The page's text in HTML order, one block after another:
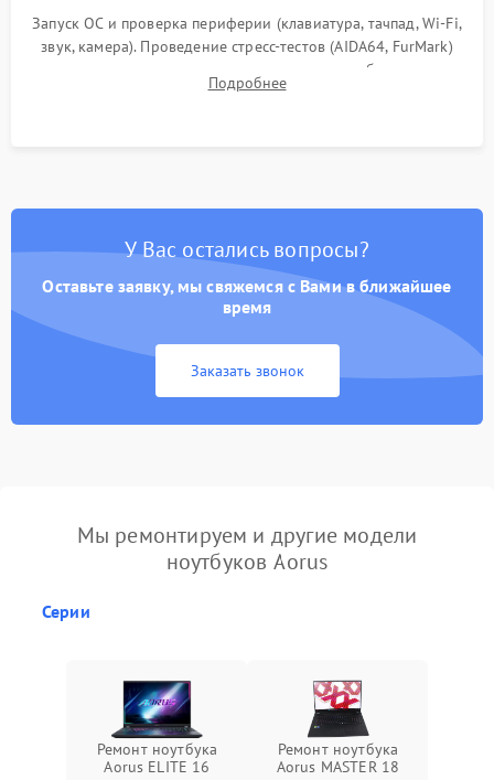
Запуск ОС и проверка периферии (клавиатура, тачпад, Wi-Fi,
звук, камера). Проведение стресс-тестов (AIDA64, FurMark)
для контроля температурного режима и стабильности
системы под пиковой нагрузкой.
Подробнее
У Вас остались вопросы?
Оставьте заявку, мы свяжемся с Вами в ближайшее
время
Заказать звонок
Мы ремонтируем и другие модели
ноутбуков Aorus
Серии
Ремонт ноутбука
Aorus ELITE 16
Ремонт ноутбука
Aorus MASTER 18